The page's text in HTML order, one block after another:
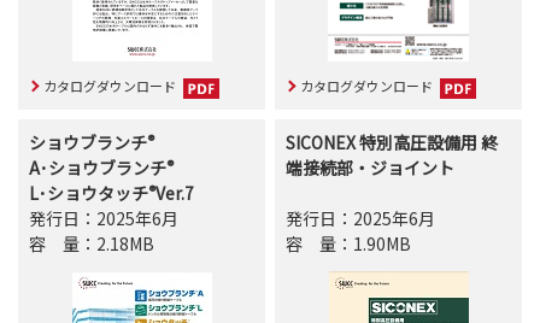
カタログダウンロード カタログダウンロード
ショウブランチ®
A･ショウブランチ®
L･ショウタッチ®Ver.7
発行日：2025年6月
容量：2.18MB
SICONEX 特別高圧設備用 終
端接続部・ジョイント
発行日：2025年6月
容量：1.90MB